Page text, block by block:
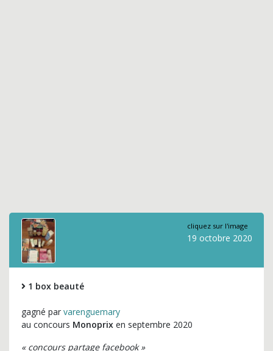
cliquez sur l'image
19 octobre 2020
1 box beauté
gagné par varenguemary
au concours Monoprix en septembre 2020
« concours partage facebook »